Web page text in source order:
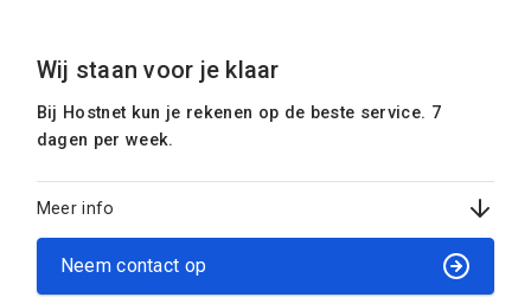
Wij staan voor je klaar
Bij Hostnet kun je rekenen op de beste service. 7
dagen per week.
Meer info
Neem contact op